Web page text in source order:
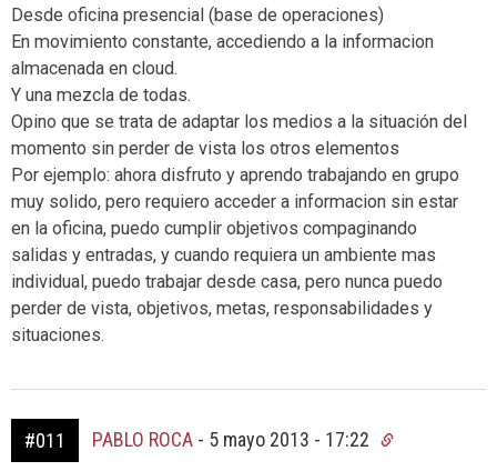
Desde oficina presencial (base de operaciones)
En movimiento constante, accediendo a la informacion
almacenada en cloud.
Y una mezcla de todas.
Opino que se trata de adaptar los medios a la situación del
momento sin perder de vista los otros elementos
Por ejemplo: ahora disfruto y aprendo trabajando en grupo
muy solido, pero requiero acceder a informacion sin estar
en la oficina, puedo cumplir objetivos compaginando
salidas y entradas, y cuando requiera un ambiente mas
individual, puedo trabajar desde casa, pero nunca puedo
perder de vista, objetivos, metas, responsabilidades y
situaciones.
#011 PABLO ROCA - 5 mayo 2013 - 17:22